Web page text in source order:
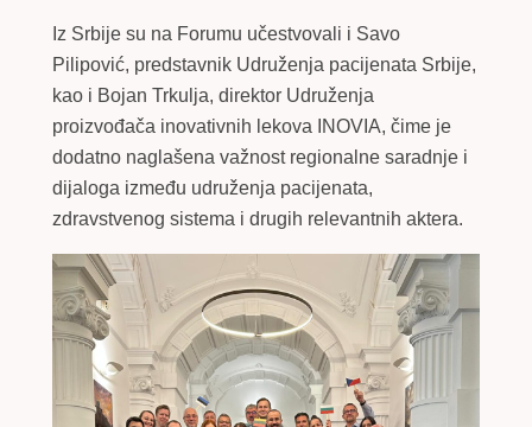
Iz Srbije su na Forumu učestvovali i Savo
Pilipović, predstavnik Udruženja pacijenata Srbije,
kao i Bojan Trkulja, direktor Udruženja
proizvođača inovativnih lekova INOVIA, čime je
dodatno naglašena važnost regionalne saradnje i
dijaloga između udruženja pacijenata,
zdravstvenog sistema i drugih relevantnih aktera.